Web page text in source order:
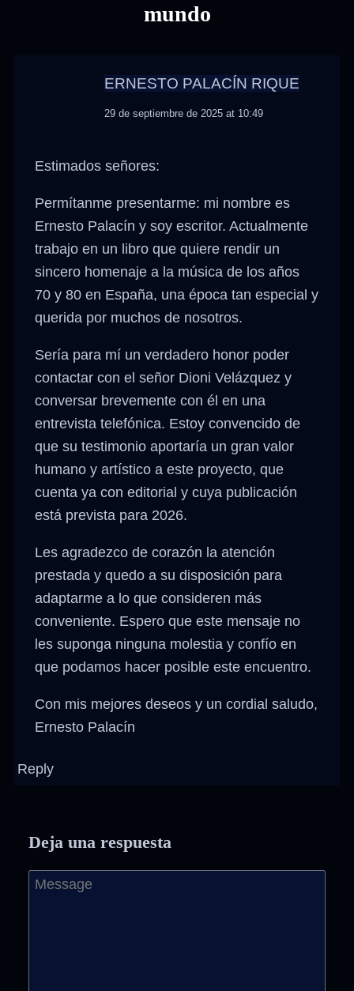
mundo
ERNESTO PALACÍN RIQUE
29 de septiembre de 2025 at 10:49
Estimados señores:
Permítanme presentarme: mi nombre es
Ernesto Palacín y soy escritor. Actualmente
trabajo en un libro que quiere rendir un
sincero homenaje a la música de los años
70 y 80 en España, una época tan especial y
querida por muchos de nosotros.
Sería para mí un verdadero honor poder
contactar con el señor Dioni Velázquez y
conversar brevemente con él en una
entrevista telefónica. Estoy convencido de
que su testimonio aportaría un gran valor
humano y artístico a este proyecto, que
cuenta ya con editorial y cuya publicación
está prevista para 2026.
Les agradezco de corazón la atención
prestada y quedo a su disposición para
adaptarme a lo que consideren más
conveniente. Espero que este mensaje no
les suponga ninguna molestia y confío en
que podamos hacer posible este encuentro.
Con mis mejores deseos y un cordial saludo,
Ernesto Palacín
Reply
Deja una respuesta